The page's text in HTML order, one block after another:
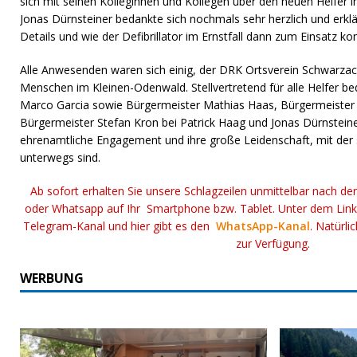
Jonas Dürnsteiner bedankte sich nochmals sehr herzlich und
Details und wie der Defibrillator im Ernstfall dann zum Einsatz
Alle Anwesenden waren sich einig, der DRK Ortsverein
Menschen im Kleinen-Odenwald. Stellvertretend für alle Helfer
Marco Garcia sowie Bürgermeister Mathias Haas,
Bürgermeister Stefan Kron bei Patrick Haag und Jonas
ehrenamtliche Engagement und ihre große Leidenschaft, mit
unterwegs sind.
Ab sofort erhalten Sie unsere Schlagzeilen unmittelbar nach
oder Whatsapp auf Ihr Smartphone bzw. Tablet. Unter dem
Telegram-Kanal und hier gibt es denWhatsApp-Kanal.
zur Verfügung.
WERBUNG